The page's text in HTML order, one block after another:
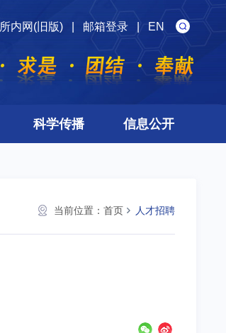
所内网(旧版) 邮箱登录 |EN
科学传播 信息公开
当前位置： 首页 人才招聘